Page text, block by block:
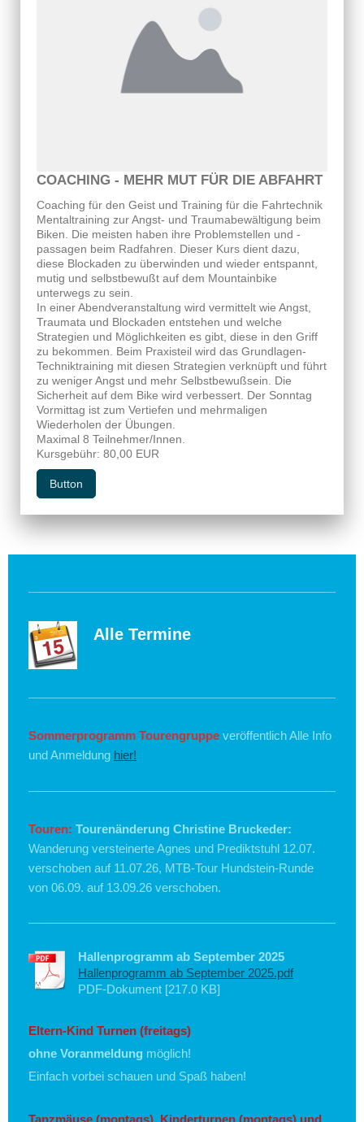
COACHING - MEHR MUT FÜR DIE ABFAHRT
Coaching für den Geist und Training für die Fahrtechnik
Mentaltraining zur Angst- und Traumabewältigung beim
Biken. Die meisten haben ihre Problemstellen und -
passagen beim Radfahren. Dieser Kurs dient dazu,
diese Blockaden zu überwinden und wieder entspannt,
mutig und selbstbewußt auf dem Mountainbike
unterwegs zu sein.
In einer Abendveranstaltung wird vermittelt wie Angst,
Traumata und Blockaden entstehen und welche
Strategien und Möglichkeiten es gibt, diese in den Griff
zu bekommen. Beim Praxisteil wird das Grundlagen-
Techniktraining mit diesen Strategien verknüpft und führt
zu weniger Angst und mehr Selbstbewußsein. Die
Sicherheit auf dem Bike wird verbessert. Der Sonntag
Vormittag ist zum Vertiefen und mehrmaligen
Wiederholen der Übungen.
Maximal 8 Teilnehmer/Innen.
Kursgebühr: 80,00 EUR
Button
Alle Termine
Sommerprogramm Tourengruppe veröffentlich Alle Info
und Anmeldung hier!
Touren: Tourenänderung Christine Bruckeder:
Wanderung versteinerte Agnes und Prediktstuhl 12.07.
verschoben auf 11.07.26, MTB-Tour Hundstein-Runde
von 06.09. auf 13.09.26 verschoben.
Hallenprogramm ab September 2025
Hallenprogramm ab September 2025.pdf
PDF-Dokument [217.0 KB]
Eltern-Kind Turnen (freitags)
ohne Voranmeldung möglich!
Einfach vorbei schauen und Spaß haben!
Tanzmäuse (montags), Kinderturnen (montags) und